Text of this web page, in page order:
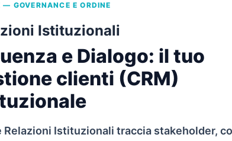
— GOVERNANCE E ORDINE
Istituzionali
e Dialogo: il tuo
clienti (CRM)
Relazioni Istituzionali traccia stakeholder,